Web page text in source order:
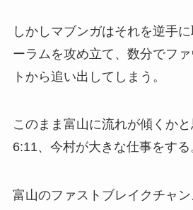
しかしマブンガはそれを逆手
ーラムを攻め立て、数分でフ
トから追い出してしまう。
このまま富山に流れが傾くか
6:11、今村が大きな仕事をする
富山のファストブレイクチャ